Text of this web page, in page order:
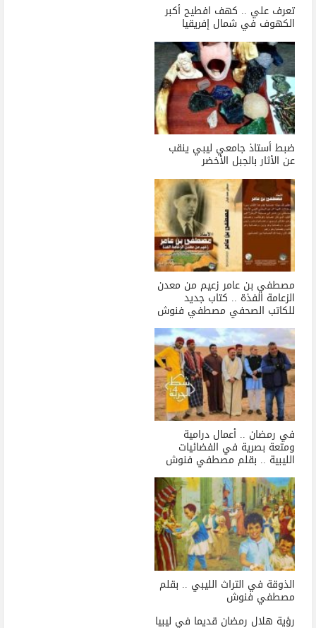
تعرف علي .. كهف افطيح أكبر
الكهوف في شمال إفريقيا
ضبط أستاذ جامعي ليبي ينقب
عن الأثار بالجبل الأخضر
مصطفي بن عامر زعيم من معدن
الزعامة الفذة .. كتاب جديد
للكاتب الصحفي مصطفي فنوش
في رمضان .. أعمال درامية
ومتعة بصرية في الفضائيات
الليبية .. بقلم مصطفي فنوش
الذوقة في التراث الليبي .. بقلم
مصطفي فنوش
رؤية هلال رمضان قديما في ليبيا